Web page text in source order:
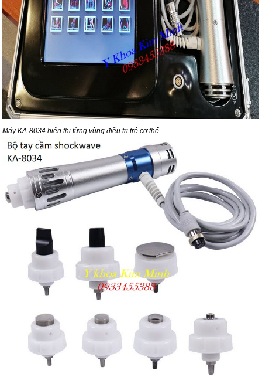
Máy KA-8034 hiển thị từng vùng điều trị trê cơ thể